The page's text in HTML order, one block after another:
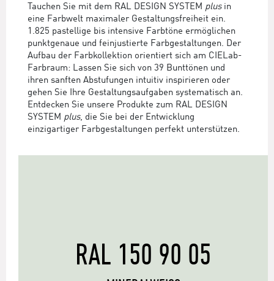
Tauchen Sie mit dem RAL DESIGN SYSTEM plusin
eine Farbwelt maximaler Gestaltungsfreiheit ein.
1.825 pastellige bis intensive Farbtöne ermöglichen
punktgenaue und feinjustierte Farbgestaltungen. Der
Aufbau der Farbkollektion orientiert sich am CIELab-
Farbraum: Lassen Sie sich von 39 Bunttönen und
ihren sanften Abstufungen intuitiv inspirieren oder
gehen Sie Ihre Gestaltungsaufgaben systematisch an.
Entdecken Sie unsere Produkte zum RAL DESIGN
SYSTEM plus, die Sie bei der Entwicklung
einzigartiger Farbgestaltungen perfekt unterstützen.
RAL 150 90 05